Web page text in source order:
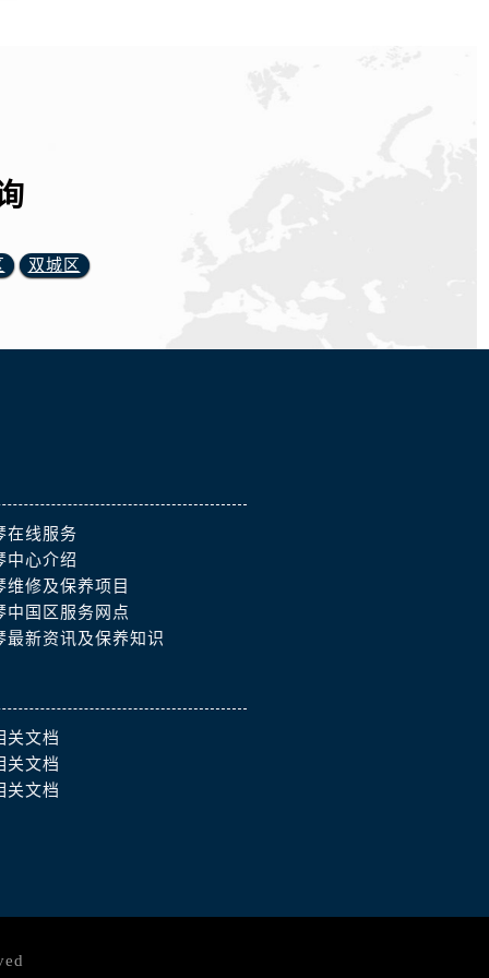
双城区
在线服务
中心介绍
维修及保养项目
中国区服务网点
最新资讯及保养知识
关文档
关文档
关文档